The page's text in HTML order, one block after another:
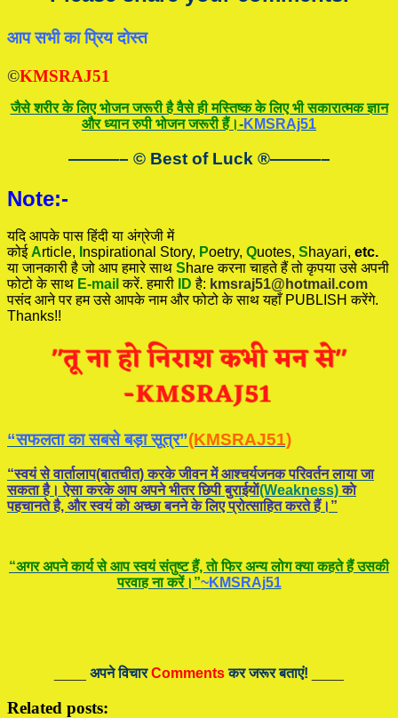
आप सभी का प्रिय दोस्त
©KMSRAJ51
जैसे शरीर के लिए भोजन जरूरी है वैसे ही मस्तिष्क के लिए भी सकारात्मक ज्ञान
और ध्यान रुपी भोजन जरूरी हैं।-KMSRAj51
———– © Best of Luck ®———–
Note:-
यदि आपके पास हिंदी या अंग्रेजी में
कोईArticle, nspirational Story, Poetry, Quotes, Shayari, etc.
या जानकारी है जो आप हमारे साथ Share करना चाहते हैं तो कृपया उसे अपनी
फोटो के साथ E-mail करें. हमारी IDहै: kmsraj51@hotmail.com
पसंद आने पर हम उसे आपके नाम और फोटो के साथ यहाँ PUBLISH करेंगे.
Thanks!!
“सफलता का सबसे बड़ा सूत्र”(KMSRAJ51)
“स्वयं से वार्तालाप(बातचीत) करके जीवन में आश्चर्यजनक परिवर्तन लाया जा
सकता है। ऐसा करके आप अपने भीतर छिपी बुराईयाें(Weakness)काे
पहचानते है, और स्वयं काे अच्छा बनने के लिए प्रोत्साहित करते हैं।”
“अगर अपने कार्य से आप स्वयं संतुष्ट हैं, ताे फिर अन्य लोग क्या कहते हैं उसकी
परवाह ना करें।”~KMSRAj51
अपने विचारCommentsकर जरूर बताएं!
Related posts: